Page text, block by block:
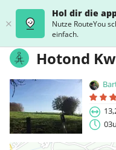
Hol dir die
Nutze RouteYou
einfach.
Hotond